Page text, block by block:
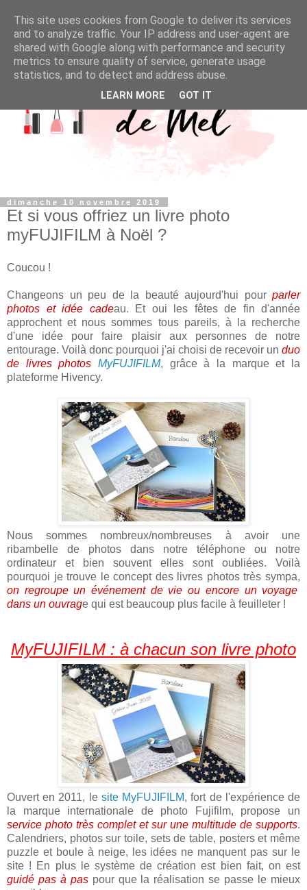
dimanche 10 novembre 2019
Et si vous offriez un livre photo
myFUJIFILM à Noël ?
Coucou !
Changeons un peu de la beauté aujourd'hui pour parler
photos et idée cadeau. Et oui les fêtes de fin d'année
approchent et nous sommes tous pareils, à la recherche
d'une idée pour faire plaisir aux personnes de notre
entourage. Voilà donc pourquoi j'ai choisi de recevoir un duo
de livres photos MyFUJIFILM, grâce à la marque et la
plateforme Hivency.
Nous sommes nombreux/nombreuses à avoir une
ribambelle de photos dans notre téléphone ou notre
ordinateur et bien souvent elles sont oubliées. Voilà
pourquoi je trouve le concept des livres photos très sympa,
on regroupe un événement de vie ou encore un voyage
dans un ouvrage qui est beaucoup plus facile à feuilleter !
MyFUJIFILM : à chacun son livre photo
Ouvert en 2011, le site MyFUJIFILM, fort de l'expérience de
la marque internationale de photo Fujifilm, propose un
service photo très complet et sur une multitude de supports.
Calendriers, photos sur toile, sets de table, posters et même
puzzle et boule à neige, les idées ne manquent pas sur le
site ! En plus le système de création est bien fait, on est
guidé pas à paspour que la réalisation se passe le mieux
This site uses cookies from Google to deliver its services
and to analyze traffic. Your IP address and user-agent are
shared with Google along with performance and security
metrics to ensure quality of service, generate usage
statistics, and to detect and address abuse.
LEARN MORE GOT IT